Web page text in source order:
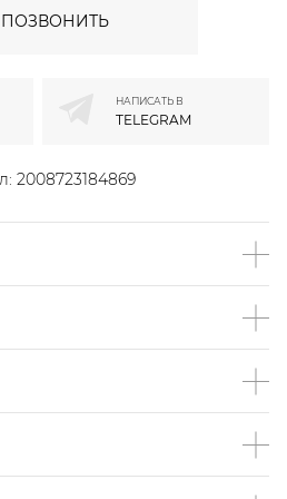
ПОЗВОНИТЬ
2008723184869
НАПИСАТЬ В
TELEGRAM